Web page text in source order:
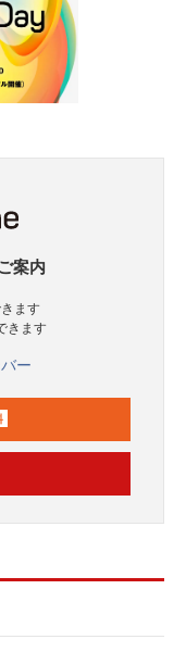
案内
ます
きます
ー